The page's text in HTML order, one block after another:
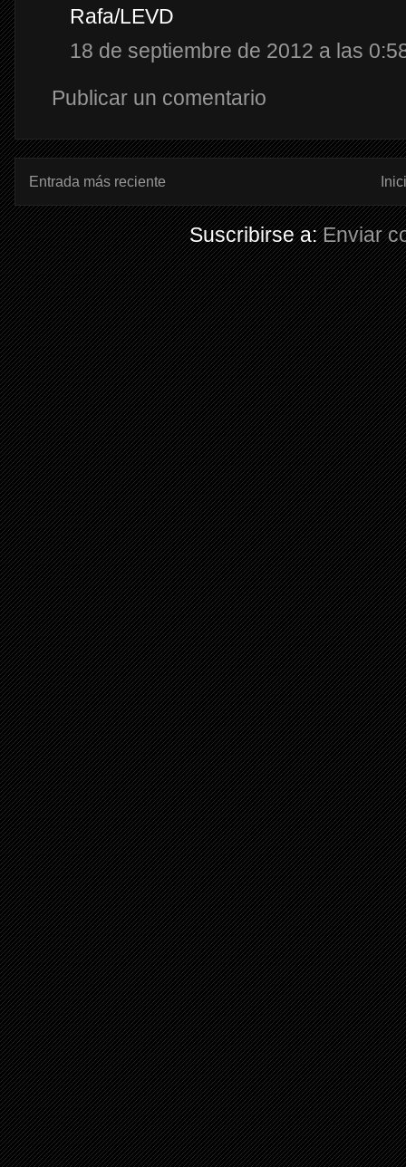
Rafa/LEVD
18 de septiembre de 2012 a las
Publicar un comentario
Entrada más reciente
Suscribirse a:Enviar